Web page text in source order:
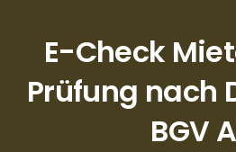
E-Check
Prüfung nach
BGV